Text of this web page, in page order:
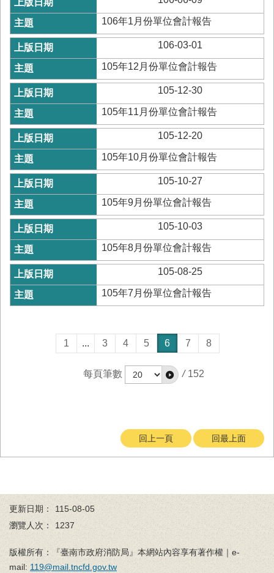
English
回
首
頁
臺
南
市
政
府
消
防
局
News
臉
書
專
機
關
位
開
放
宣
106年1月份單位會計報告
106-03-01
105年12月份單位會計報告
105-12-30
105年11月份單位會計報告
105-12-20
105年10月份單位會計報告
105-10-27
105年9月份單位會計報告
105-10-03
105年8月份單位會計報告
105-08-25
105年7月份單位會計報告
1 ... 3 4 5 6 7 8
每頁筆數 / 152
回上一頁 回最上面
更新日期：
115-08-05
瀏覽人次：
1237
版權所有：『臺南市政府消防局』本網站內容享有著作權｜e-
mail: 119@mail.tncfd.gov.tw